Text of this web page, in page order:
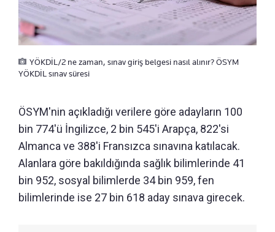
YÖKDİL/2 ne zaman, sınav giriş belgesi nasıl alınır? ÖSYM
YÖKDİL sınav süresi
ÖSYM'nin açıkladığı verilere göre adayların 100
bin 774'ü İngilizce, 2 bin 545'i Arapça, 822'si
Almanca ve 388'i Fransızca sınavına katılacak.
Alanlara göre bakıldığında sağlık bilimlerinde 41
bin 952, sosyal bilimlerde 34 bin 959, fen
bilimlerinde ise 27 bin 618 aday sınava girecek.